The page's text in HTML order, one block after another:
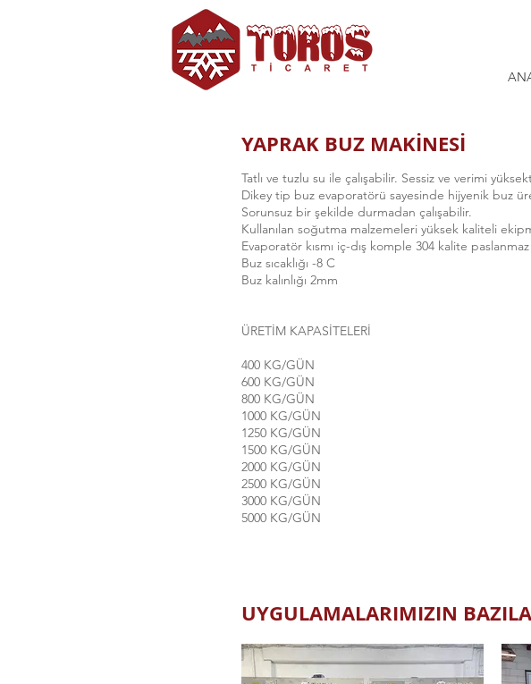
YAPRAK BUZ MAKİNESİ
Tatlı ve tuzlu su ile çalışabilir. Sessiz ve verimi
Dikey tip buz evaporatörü sayesinde hijyenik buz
Sorunsuz bir şekilde durmadan çalışabilir.
Kullanılan soğutma malzemeleri yüksek kaliteli
Evaporatör kısmı iç-dış komple 304 kalite
Buz sıcaklığı -8 C
Buz kalınlığı 2mm
ÜRETİM KAPASİTELERİ
400 KG/GÜN
600 KG/GÜN
800 KG/GÜN
1000 KG/GÜN
1250 KG/GÜN
1500 KG/GÜN
2000 KG/GÜN
2500 KG/GÜN
3000 KG/GÜN
5000 KG/GÜN
UYGULAMALARIMIZIN